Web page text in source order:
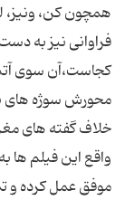
همچون کن، ونیز،
فراوانی نیز به
کجاست،آن سوی
محورش سوژه های
خلاف گفته های
واقع این فیلم ها
موفق عمل کرده و